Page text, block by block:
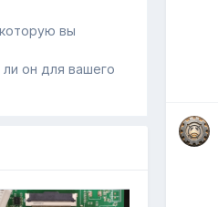
вы
он для вашего